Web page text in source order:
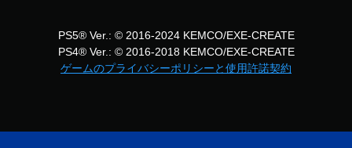
PS5® Ver.: © 2016-2024 KEMCO/EXE-CREATE
PS4® Ver.: © 2016-2018 KEMCO/EXE-CREATE
ゲームのプライバシーポリシーと使用許諾契約